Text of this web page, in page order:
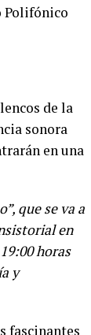
Polifónico
de la
sonora
en una
que se va a
en
horas
y
fascinantes